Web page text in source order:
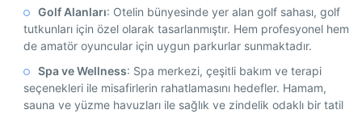
Golf Alanları: Otelin bünyesinde yer alan golf sahası, golf
tutkunları için özel olarak tasarlanmıştır. Hem profesyonel hem
de amatör oyuncular için uygun parkurlar sunmaktadır.
Spa ve Wellness: Spa merkezi, çeşitli bakım ve terapi
seçenekleri ile misafirlerin rahatlamasını hedefler. Hamam,
sauna ve yüzme havuzları ile sağlık ve zindelik odaklı bir tatil